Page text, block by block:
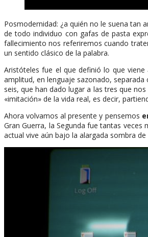
Posmodernidad: ¿a quién no le suena tan
de todo individuo con gafas de pasta
fallecimiento nos referiremos cuando
un sentido clásico de la palabra.
Aristóteles fue el que definió lo que
amplitud, en lenguaje sazonado,
seis, que han dado lugar a las tres que
«imitación» de la vida real, es decir,
Ahora volvamos al presente y pensemos
Gran Guerra, la Segunda fue tantas
actual vive aún bajo la alargada sombra